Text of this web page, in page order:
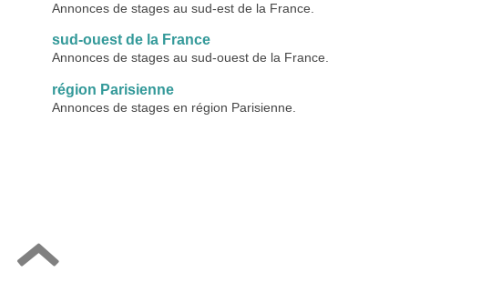
Annonces de stages au sud-est de la France.
sud-ouest de la France
Annonces de stages au sud-ouest de la France.
région Parisienne
Annonces de stages en région Parisienne.